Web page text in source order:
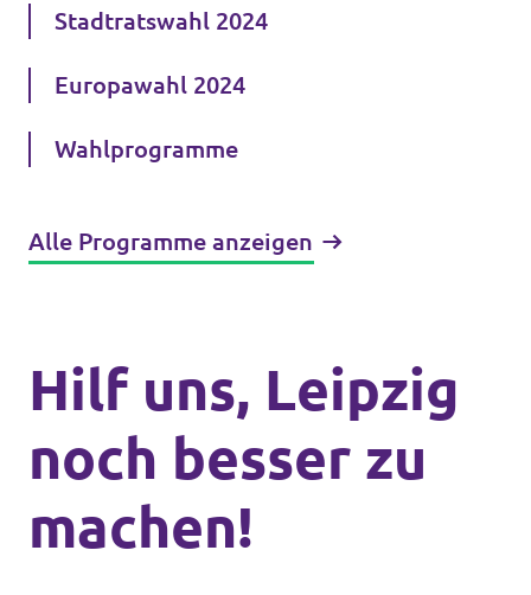
Stadtratswahl 2024
Europawahl 2024
Wahlprogramme
Alle Programme anzeigen
Hilf uns, Leipzig
noch besser zu
machen!